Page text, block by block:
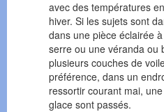
avec des températures
hiver. Si les sujets sont
dans une pièce éclairée
serre ou une véranda ou
plusieurs couches de
préférence, dans un
ressortir courant mai,
glace sont passés.